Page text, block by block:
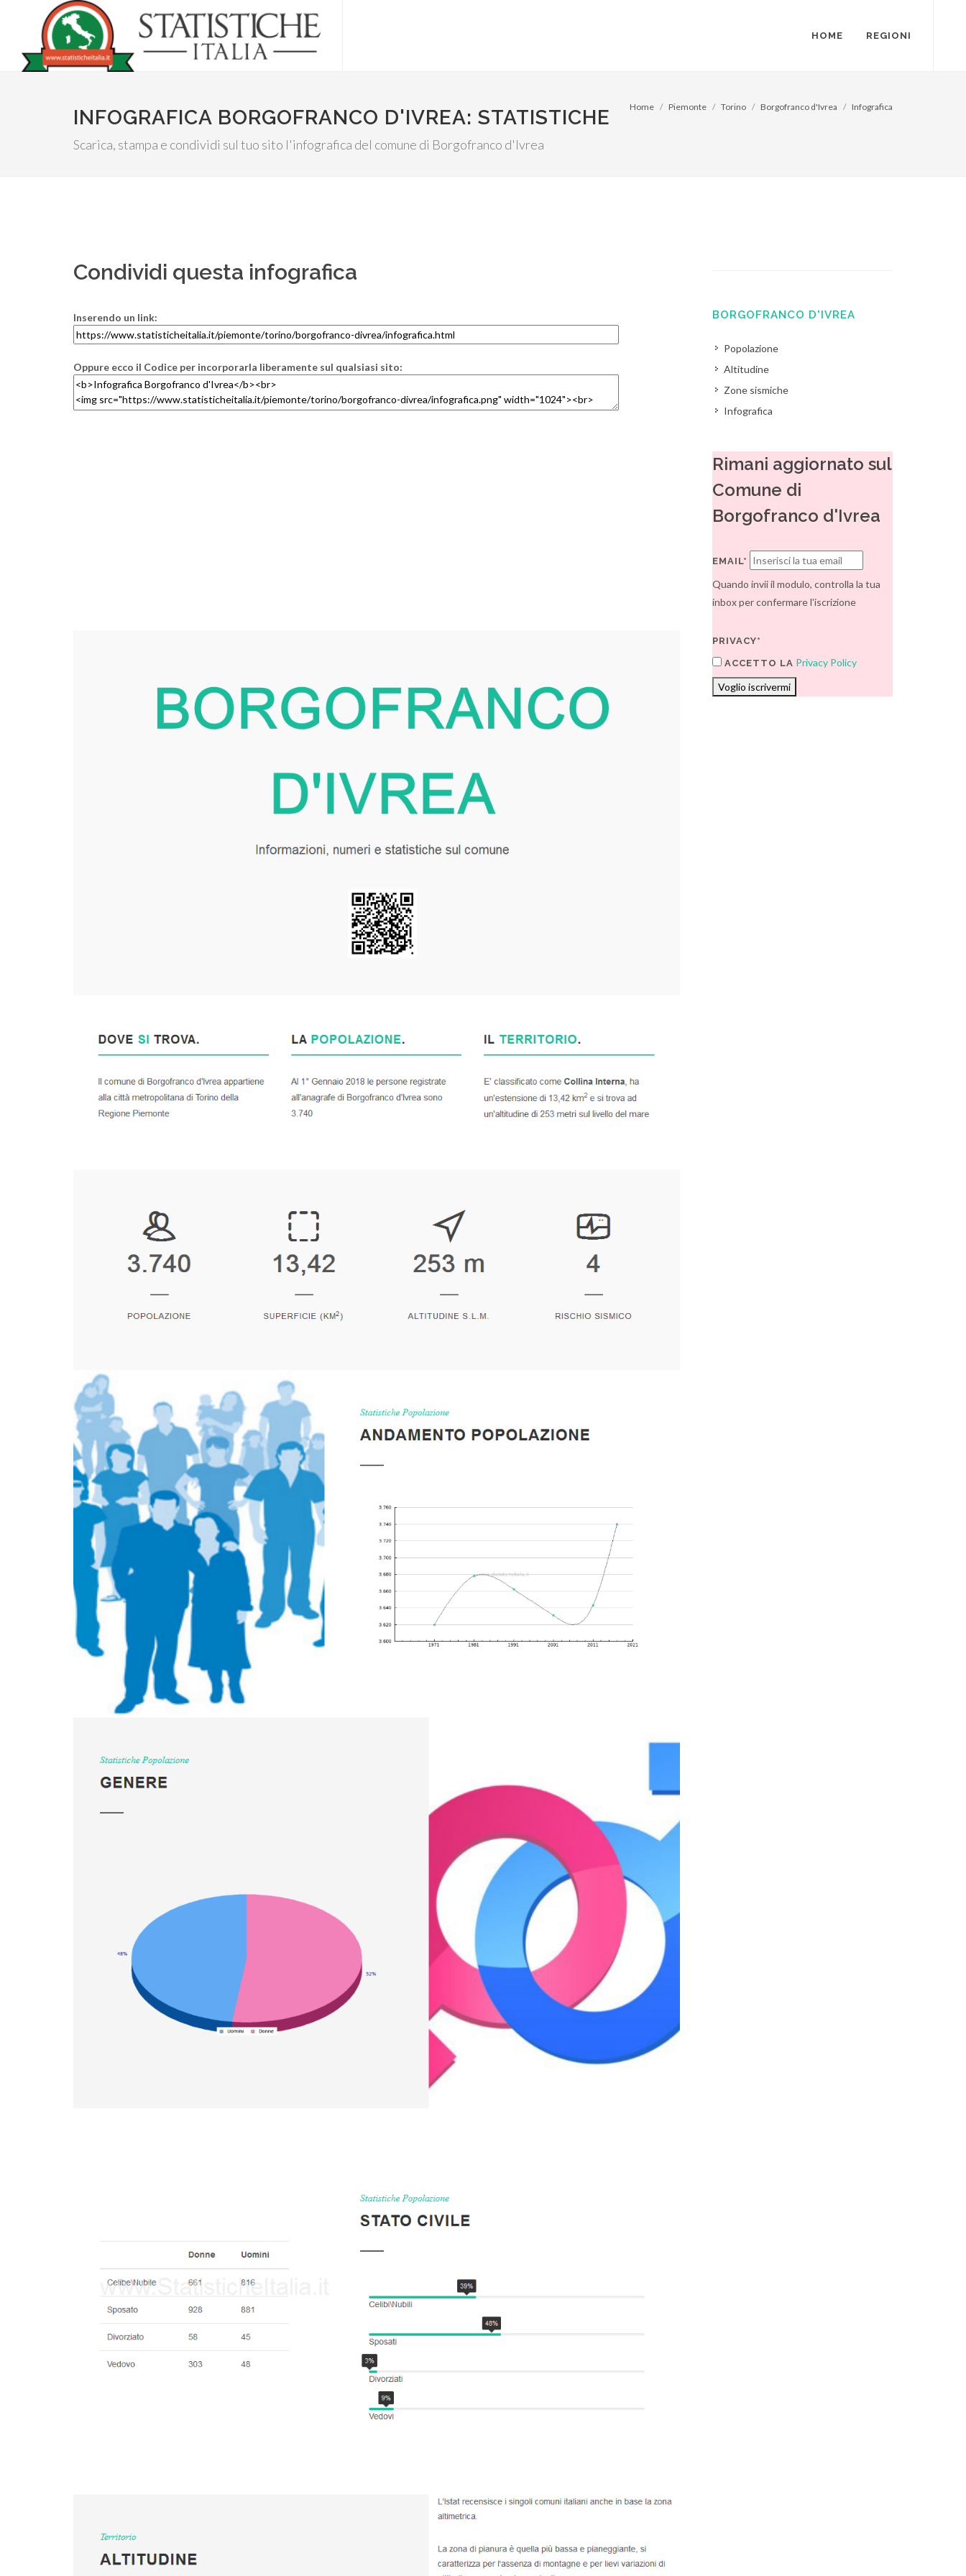
HOME REGIONI
INFOGRAFICA BORGOFRANCO D'IVREA: STATISTICHE
Scarica, stampa e condividi sul tuo sito l'infografica del comune di Borgofranco d'Ivrea
Home Piemonte Torino Borgofranco d'Ivrea Infografica
Condividi questa infografica
Inserendo un link:
Oppure ecco il Codice per incorporarla liberamente sul qualsiasi sito:
BORGOFRANCO D'IVREA
Popolazione
Altitudine
Zone sismiche
Infografica
Rimani aggiornato sul
Comune di
Borgofranco d'Ivrea
EMAIL*
Quando invii il modulo, controlla la tua
inbox per confermare l'iscrizione
PRIVACY*
ACCETTO LA Privacy Policy
Voglio iscrivermi